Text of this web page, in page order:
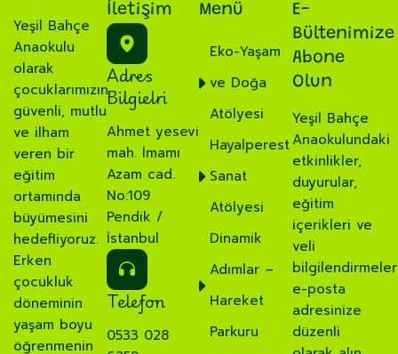
Yeşil Bahçe
Anaokulu
olarak
çocuklarımızın
güvenli, mutlu
ve ilham
veren bir
eğitim
ortamında
büyümesini
hedefliyoruz.
Erken
çocukluk
döneminin
yaşam boyu
öğrenmenin
İletişim
Adres
Bilgielri
Ahmet yesevi
mah. İmamı
Azam cad.
No:109
Pendik /
İstanbul
Telefon
0533 028
Menü
Eko-Yaşam
ve Doğa
Atölyesi
Hayalperest
Sanat
Atölyesi
Dinamik
Adımlar –
Hareket
Parkuru
E-
Bültenimize
Abone
Olun
Yeşil Bahçe
Anaokulundaki
etkinlikler,
duyurular,
eğitim
içerikleri ve
veli
e-posta
adresinize
düzenli